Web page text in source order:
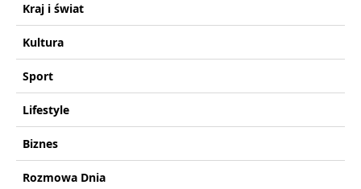
Kraj i świat
Kultura
Sport
Lifestyle
Biznes
Rozmowa Dnia